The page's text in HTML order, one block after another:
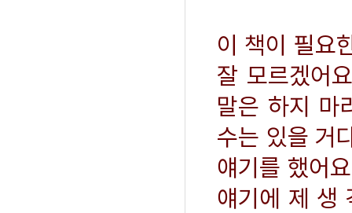
이 책이 필요
잘 모르겠어
말은 하지 마
수는 있을 거
얘기를 했어
얘기에 제 생